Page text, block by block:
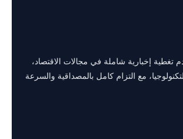
تغطية إخبارية شاملة في مجالات الاقتصاد،
مع التزام كامل بالمصداقية والسرعة